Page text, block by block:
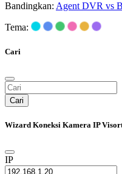
Bandingkan: Agent DVR vs
Tema:
Cari
Cari
Wizard Koneksi Kamera IP
IP